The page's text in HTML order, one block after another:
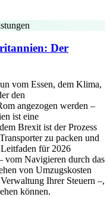
Der
vom Essen, dem Klima,
den
angezogen werden –
ist eine
Brexit ist der Prozess
zu packen und
für 2026
vom Navigieren durch das
von Umzugskosten
Ihrer Steuern –,
können.